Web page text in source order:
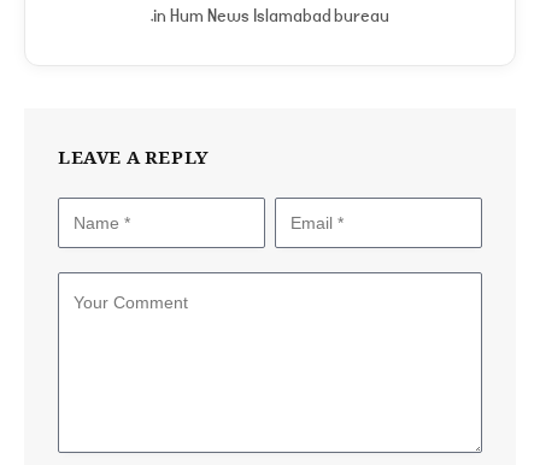
in Hum News Islamabad bureau.
LEAVE A REPLY